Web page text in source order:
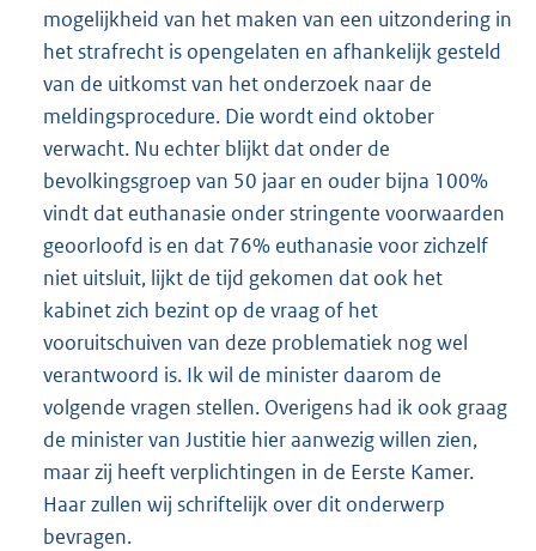
mogelijkheid van het maken van een uitzondering in
het strafrecht is opengelaten en afhankelijk gesteld
van de uitkomst van het onderzoek naar de
meldingsprocedure. Die wordt eind oktober
verwacht. Nu echter blijkt dat onder de
bevolkingsgroep van 50 jaar en ouder bijna 100%
vindt dat euthanasie onder stringente voorwaarden
geoorloofd is en dat 76% euthanasie voor zichzelf
niet uitsluit, lijkt de tijd gekomen dat ook het
kabinet zich bezint op de vraag of het
vooruitschuiven van deze problematiek nog wel
verantwoord is. Ik wil de minister daarom de
volgende vragen stellen. Overigens had ik ook graag
de minister van Justitie hier aanwezig willen zien,
maar zij heeft verplichtingen in de Eerste Kamer.
Haar zullen wij schriftelijk over dit onderwerp
bevragen.